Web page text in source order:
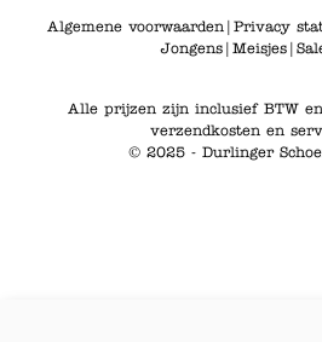
Algemene voorwaarden | Privacy
Jongens| Meisjes|
Alle prijzen zijn inclusief BTW
verzendkosten en
© 2025 - Durlinger